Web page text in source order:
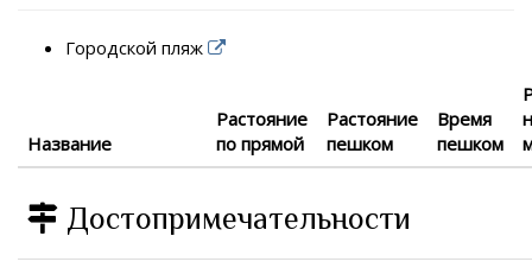
Городской пляж
Название
Растояние
по прямой
Растояние
пешком
Время
пешком
Достопримечательности